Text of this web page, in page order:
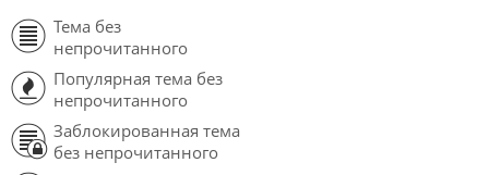
Тема без
непрочитанного
Популярная тема без
непрочитанного
Заблокированная тема
без непрочитанного